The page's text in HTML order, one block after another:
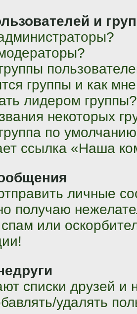
и
группы и как
лидером группы?
некоторых
по
ссылка «Наша
личные
получаю
или
списки друзей и
удалять